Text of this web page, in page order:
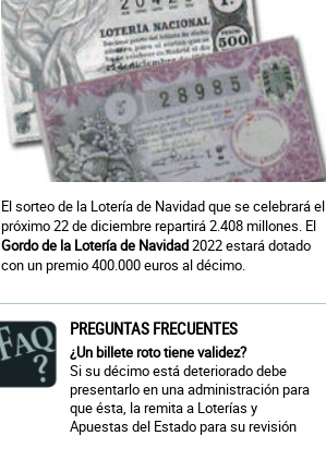
El sorteo de la Lotería de Navidad que se celebrará el
próximo 22 de diciembre repartirá 2.408 millones. El
Gordo de la Lotería de Navidad2022 estará dotado
con un premio 400.000 euros al décimo.
PREGUNTAS FRECUENTES
¿Un billete roto tiene validez?
Si su décimo está deteriorado debe
presentarlo en una administración para
que ésta, la remita a Loterías y
Apuestas del Estado para su revisión